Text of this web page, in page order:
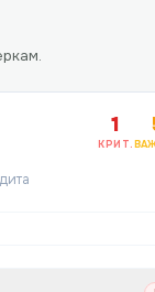
1
КРИТ.